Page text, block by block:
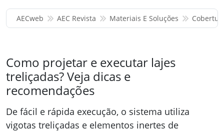
AECweb AEC Revista Materiais E Soluções
Como projetar e executar lajes
treliçadas? Veja dicas e
recomendações
De fácil e rápida execução, o sistema utiliza
vigotas treliçadas e elementos inertes de